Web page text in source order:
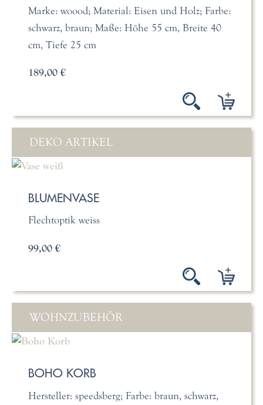
Marke: woood; Material: Eisen und Holz; Farbe:
schwarz, braun; Maße: Höhe 55 cm, Breite 40
cm, Tiefe 25 cm
189,00 €
DEKO ARTIKEL
BLUMENVASE
Flechtoptik weiss
99,00 €
WOHNZUBEHÖR
BOHO KORB
Hersteller: speedsberg; Farbe: braun, schwarz,